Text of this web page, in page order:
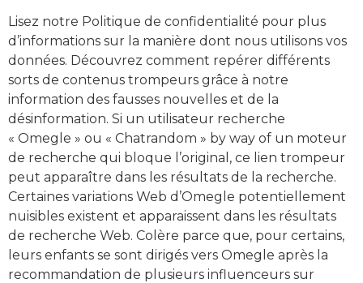
Lisez notre Politique de confidentialité pour plus
d’informations sur la manière dont nous utilisons vos
données. Découvrez comment repérer différents
sorts de contenus trompeurs grâce à notre
information des fausses nouvelles et de la
désinformation. Si un utilisateur recherche
« Omegle » ou « Chatrandom » by way of un moteur
de recherche qui bloque l’original, ce lien trompeur
peut apparaître dans les résultats de la recherche.
Certaines variations Web d’Omegle potentiellement
nuisibles existent et apparaissent dans les résultats
de recherche Web. Colère parce que, pour certains,
leurs enfants se sont dirigés vers Omegle après la
recommandation de plusieurs influenceurs sur